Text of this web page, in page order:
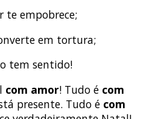
te empobrece;
em tortura;
tem sentido!
com amor! Tudo é com
presente. Tudo é com